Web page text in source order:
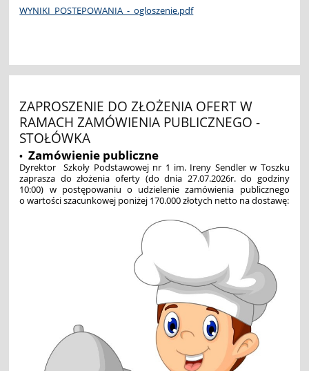
WYNIKI_POSTEPOWANIA_-_ogloszenie.pdf
ZAPROSZENIE DO ZŁOŻENIA OFERT W
RAMACH ZAMÓWIENIA PUBLICZNEGO -
STOŁÓWKA
• Zamówienie publiczne
Dyrektor Szkoły Podstawowej nr 1 im. Ireny Sendler w Toszku
zaprasza do złożenia oferty (do dnia 27.07.2026r. do godziny
10:00) w postępowaniu o udzielenie zamówienia publicznego
o wartości szacunkowej poniżej 170.000 złotych netto na dostawę: